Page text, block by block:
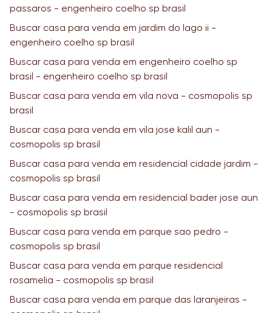
passaros - engenheiro coelho sp brasil
Buscar casa para venda em jardim do lago ii -
engenheiro coelho sp brasil
Buscar casa para venda em engenheiro coelho sp
brasil - engenheiro coelho sp brasil
Buscar casa para venda em vila nova - cosmopolis sp
brasil
Buscar casa para venda em vila jose kalil aun -
cosmopolis sp brasil
Buscar casa para venda em residencial cidade jardim -
cosmopolis sp brasil
Buscar casa para venda em residencial bader jose aun
- cosmopolis sp brasil
Buscar casa para venda em parque sao pedro -
cosmopolis sp brasil
Buscar casa para venda em parque residencial
rosamelia - cosmopolis sp brasil
Buscar casa para venda em parque das laranjeiras -